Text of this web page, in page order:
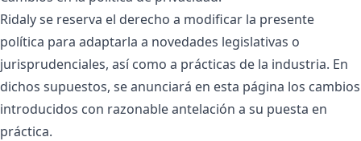
Ridaly se reserva el derecho a modificar la presente
política para adaptarla a novedades legislativas o
jurisprudenciales, así como a prácticas de la industria. En
dichos supuestos, se anunciará en esta página los cambios
introducidos con razonable antelación a su puesta en
práctica.